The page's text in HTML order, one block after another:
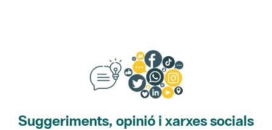
Suggeriments, opinió i xarxes socials